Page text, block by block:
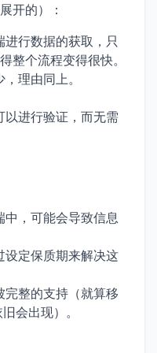
开的）：
行数据的获取，只
整个流程变得很快。
理由同上。
进行验证，而无需
，可能会导致信息
设定保质期来解决这
整的支持（就算移
会出现）。